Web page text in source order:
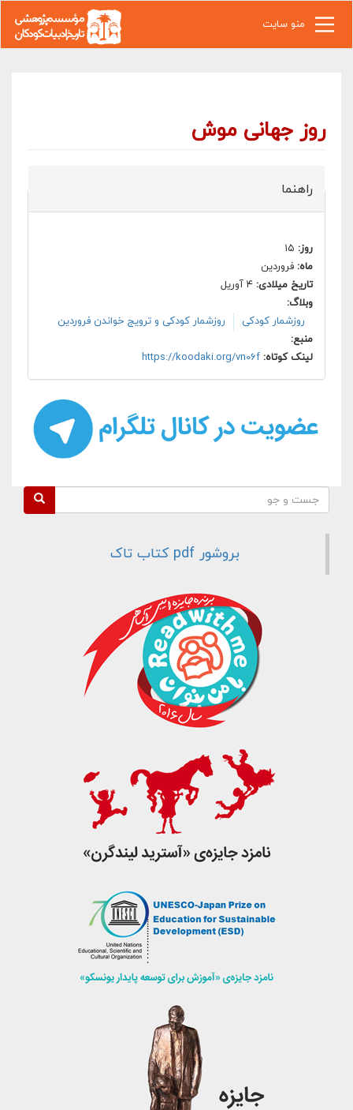
منو سایت
روز جهانی موش
راهنما
روز: ۱۵
ماه: فروردین
تاریخ میلادی: ۴ آوریل
وبلاگ:
روزشمار کودکی
روزشمار کودکی و ترویج خواندن فروردین
منبع:
لینک کوتاه: https://koodaki.org/vn06f
فرم جستجو
بروشور pdf کتاب تاک